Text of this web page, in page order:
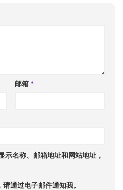
邮箱 *
示名称、邮箱地址和网站地址，
通过电子邮件通知我。